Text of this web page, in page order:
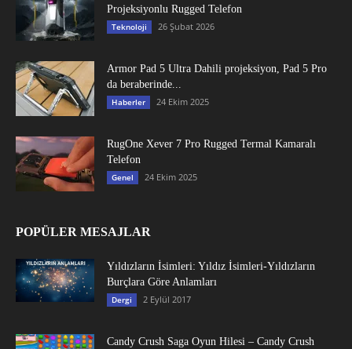
Projeksiyonlu Rugged Telefon
Teknoloji 26 Şubat 2026
Armor Pad 5 Ultra Dahili projeksiyon, Pad 5 Pro
da beraberinde...
Haberler 24 Ekim 2025
RugOne Xever 7 Pro Rugged Termal Kamaralı
Telefon
Genel 24 Ekim 2025
POPÜLER MESAJLAR
Yıldızların İsimleri: Yıldız İsimleri-Yıldızların
Burçlara Göre Anlamları
Dergi 2 Eylül 2017
Candy Crush Saga Oyun Hilesi – Candy Crush